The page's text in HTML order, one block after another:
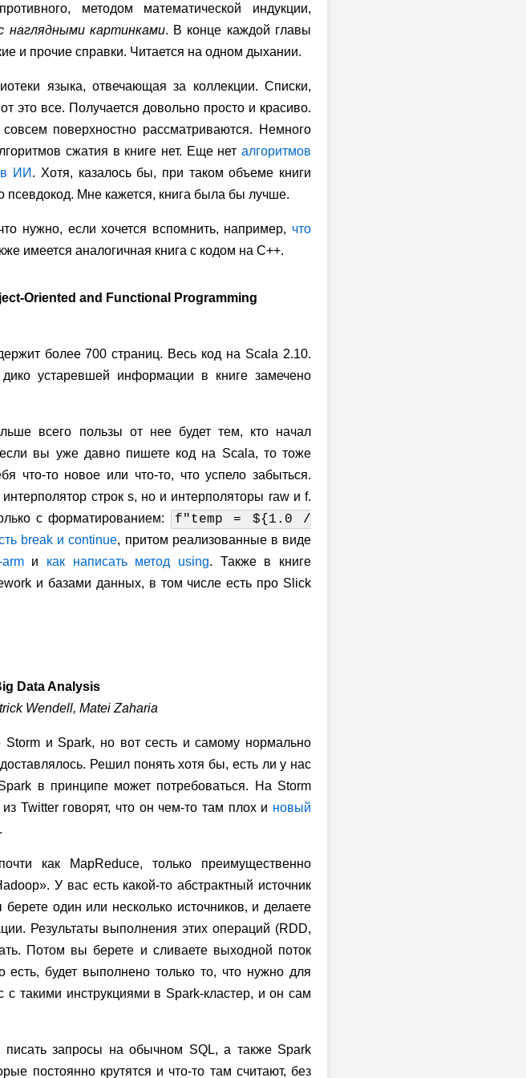
методом математической индукции,
картинками. В конце каждой главы
и прочие справки. Читается на одном дыхании.
языка, отвечающая за коллекции. Списки,
это все. Получается довольно просто и красиво.
поверхностно рассматриваются. Немного
сжатия в книге нет. Еще нет алгоритмов
ИИ . Хотя, казалось бы, при таком объеме книги
псевдокод. Мне кажется, книга была бы лучше.
нужно, если хочется вспомнить, например, что
имеется аналогичная книга с кодом на C++.
Oriented and Functional Programming
более 700 страниц. Весь код на Scala 2.10.
устаревшей информации в книге замечено
всего пользы от нее будет тем, кто начал
вы уже давно пишете код на Scala, то тоже
что-то новое или что-то, что успело забыться.
строк s, но и интерполяторы raw и f.
с форматированием:
f"temp = ${1.0 /
break и continue, притом реализованные в виде
и как написать метод using. Также в книге
и базами данных, в том числе есть про Slick
Data Analysis
Wendell, Matei Zaharia
и Spark, но вот сесть и самому нормально
Решил понять хотя бы, есть ли у нас
в принципе может потребоваться. На Storm
Twitter говорят, что он чем-то там плох и новый
.
как MapReduce, только преимущественно
У вас есть какой-то абстрактный источник
один или несколько источников, и делаете
Результаты выполнения этих операций (RDD,
Потом вы берете и сливаете выходной поток
будет выполнено только то, что нужно для
с такими инструкциями в Spark-кластер, и он сам
запросы на обычном SQL, а также Spark
постоянно крутятся и что-то там считают, без